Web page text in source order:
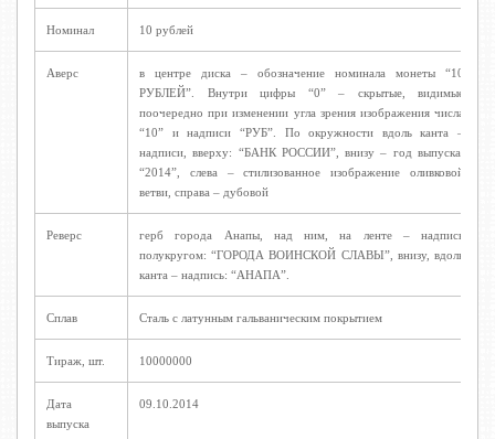
Номинал 10 рублей
Аверс
в центре диска – обозначение номинала монеты “10
РУБЛЕЙ”. Внутри цифры “0” – скрытые, видимые
поочередно при изменении угла зрения изображения числа
“10” и надписи “РУБ”. По окружности вдоль канта –
надписи, вверху: “БАНК РОССИИ”, внизу – год выпуска:
“2014”, слева – стилизованное изображение оливковой
ветви, справа – дубовой
Реверс
герб города Анапы, над ним, на ленте – надпись
полукругом: “ГОРОДА ВОИНСКОЙ СЛАВЫ”, внизу, вдоль
канта – надпись: “АНАПА”.
Сплав Сталь с латунным гальваническим покрытием
Тираж, шт. 10000000
Дата
выпуска
09.10.2014